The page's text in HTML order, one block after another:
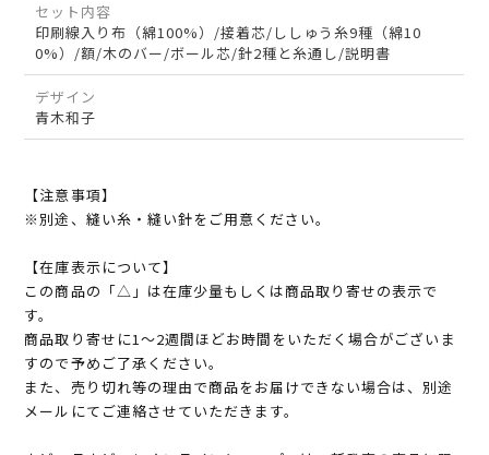
セット内容
印刷線入り布（綿100%）/接着芯/ししゅう糸9種（綿10
0%）/額/木のバー/ボール芯/針2種と糸通し/説明書
デザイン
青木和子
【注意事項】
※別途、縫い糸・縫い針をご用意ください。
【在庫表示について】
この商品の「△」は在庫少量もしくは商品取り寄せの表示で
す。
商品取り寄せに1～2週間ほどお時間をいただく場合がございま
すので予めご了承ください。
また、売り切れ等の理由で商品をお届けできない場合は、別途
メールにてご連絡させていただきます。